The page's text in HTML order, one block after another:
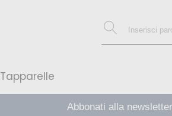
Tapparelle
Abbonati alla